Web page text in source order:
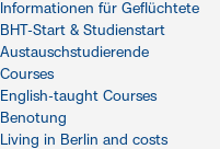
Informationen für Geflüchtete
BHT-Start & Studienstart
Austauschstudierende
Courses
English-taught Courses
Benotung
Living in Berlin and costs